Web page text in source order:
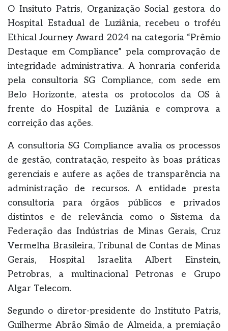
O Insituto Patris, Organização Social gestora do
Hospital Estadual de Luziânia, recebeu o troféu
Ethical Journey Award 2024 na categoria “Prêmio
Destaque em Compliance” pela comprovação de
integridade administrativa. A honraria conferida
pela consultoria SG Compliance, com sede em
Belo Horizonte, atesta os protocolos da OS à
frente do Hospital de Luziânia e comprova a
correição das ações.
A consultoria SG Compliance avalia os processos
de gestão, contratação, respeito às boas práticas
gerenciais e aufere as ações de transparência na
administração de recursos. A entidade presta
consultoria para órgãos públicos e privados
distintos e de relevância como o Sistema da
Federação das Indústrias de Minas Gerais, Cruz
Vermelha Brasileira, Tribunal de Contas de Minas
Gerais, Hospital Israelita Albert Einstein,
Petrobras, a multinacional Petronas e Grupo
Algar Telecom.
Segundo o diretor-presidente do Instituto Patris,
Guilherme Abrão Simão de Almeida, a premiação